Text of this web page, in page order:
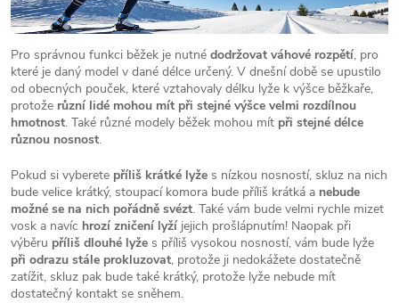
Pro správnou funkci běžek je nutné dodržovat váhové rozpětí, pro
které je daný model v dané délce určený. V dnešní době se upustilo
od obecných pouček, které vztahovaly délku lyže k výšce běžkaře,
protože různí lidé mohou mít při stejné výšce velmi rozdílnou
hmotnost. Také různé modely běžek mohou mít při stejné délce
různou nosnost.
Pokud si vyberete příliš krátké lyže s nízkou nosností, skluz na nich
bude velice krátký, stoupací komora bude příliš krátká a nebude
možné se na nich pořádně svézt. Také vám bude velmi rychle mizet
vosk a navíc hrozí zničení lyží jejich prošlápnutím! Naopak při
výběru příliš dlouhé lyže s příliš vysokou nosností, vám bude lyže
při odrazu stále prokluzovat, protože ji nedokážete dostatečně
zatížit, skluz pak bude také krátký, protože lyže nebude mít
dostatečný kontakt se sněhem.